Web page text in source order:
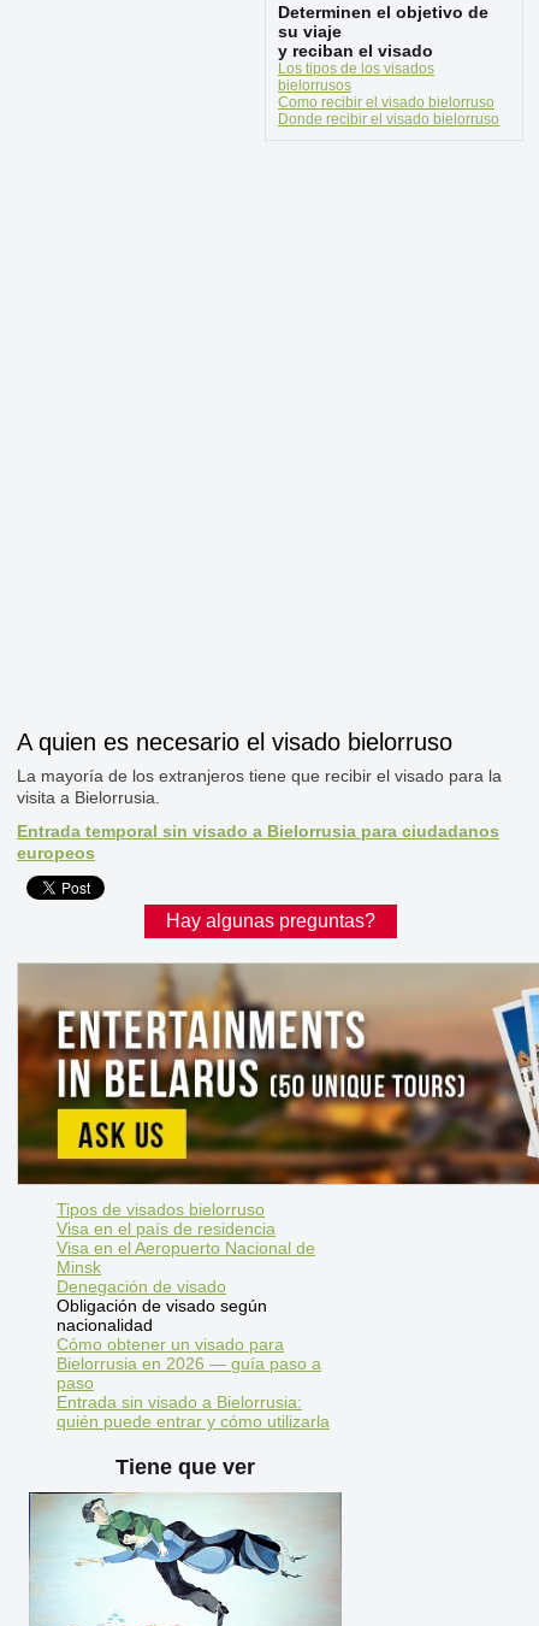
Determinen el objetivo de
su viaje
y reciban el visado
Los tipos de los visados
bielorrusos
Como recibir el visado bielorruso
Donde recibir el visado bielorruso
A quien es necesario el visado bielorruso
La mayoría de los extranjeros tiene que recibir el visado para la
visita a Bielorrusia.
Entrada temporal sin visado a Bielorrusia para ciudadanos
europeos
Hay algunas preguntas?
Tipos de visados bielorruso
Visa en el país de residencia
Visa en el Aeropuerto Nacional de
Minsk
Denegación de visado
Obligación de visado según
nacionalidad
Cómo obtener un visado para
Bielorrusia en 2026 — guía paso a
paso
Entrada sin visado a Bielorrusia:
quién puede entrar y cómo utilizarla
Tiene que ver